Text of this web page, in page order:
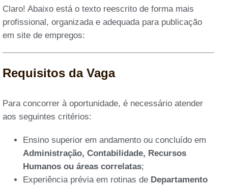
Claro! Abaixo está o texto reescrito de forma mais
profissional, organizada e adequada para publicação
em site de empregos:
Requisitos da Vaga
Para concorrer à oportunidade, é necessário atender
aos seguintes critérios:
Ensino superior em andamento ou concluído em
Administração, Contabilidade, Recursos
Humanos ou áreas correlatas;
Experiência prévia em rotinas de Departamento